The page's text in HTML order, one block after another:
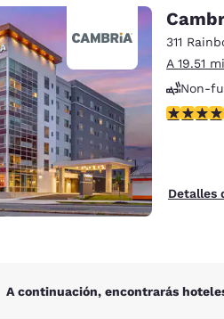
Deutschland
Deutsch
Spain
English
Ireland
English
311
A 19.51
Non-
Detalles
A continuación, encontrarás